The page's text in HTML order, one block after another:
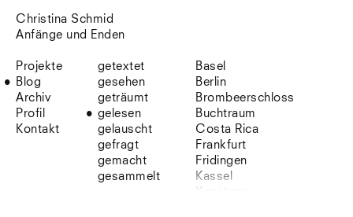
Christina Schmid
Anfänge und Enden
Projekte
Blog
Archiv
Profil
Kontakt
getextet
gesehen
geträumt
gelesen
gelauscht
gefragt
gemacht
gesammelt
Basel
Berlin
Brombeerschloss
Buchtraum
Costa Rica
Frankfurt
Fridingen
Kassel